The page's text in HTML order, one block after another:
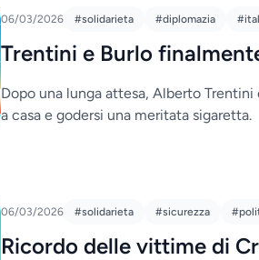
06/03/2026 #solidarieta #diplomazia
Trentini e Burlo
Dopo una lunga attesa, Alberto
a casa e godersi una meritata sigaretta.
06/03/2026 #solidarieta #sicurezza
Ricordo delle vittime di